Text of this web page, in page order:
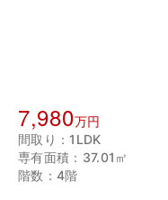
7,980万円
間取り：1LDK
専有面積：37.01㎡
階数：4階